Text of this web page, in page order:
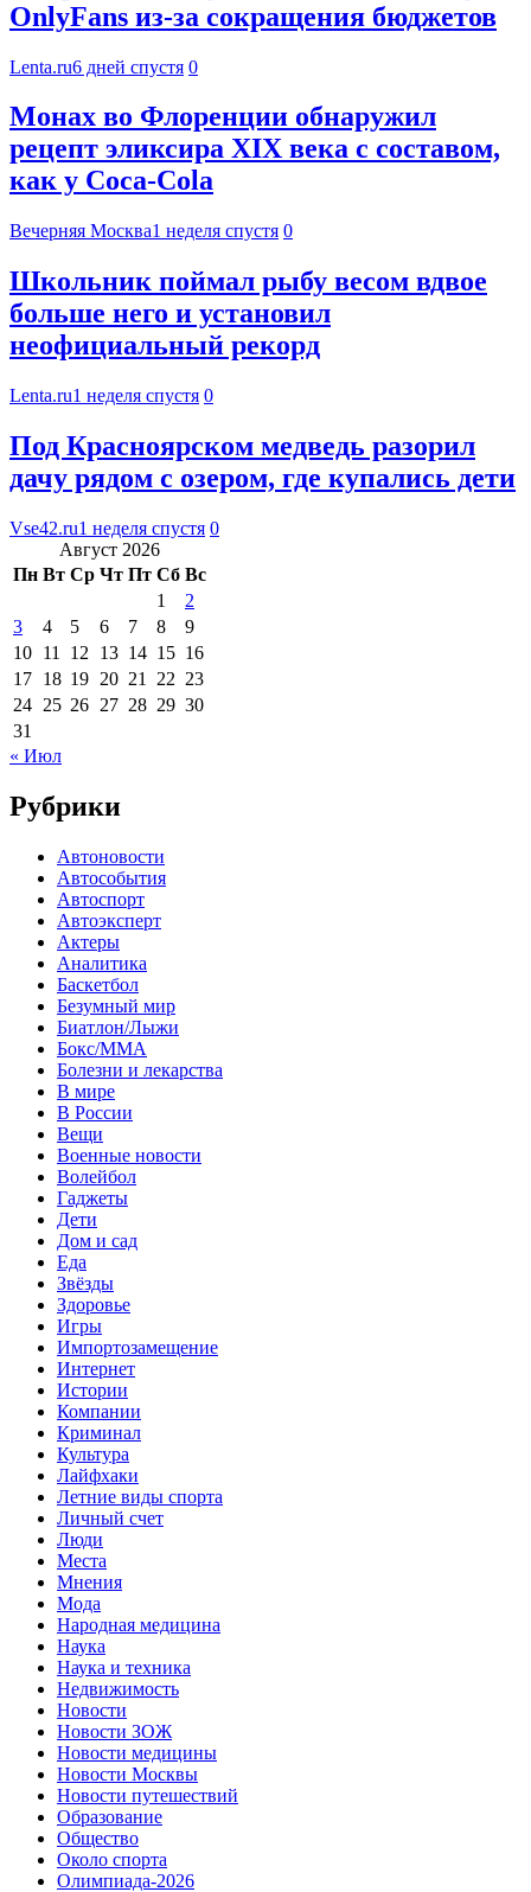
OnlyFans из-за сокращения бюджетов
Lenta.ru6 дней спустя 0
Монах во Флоренции обнаружил
рецепт эликсира XIX века с составом,
как у Coca-Cola
Вечерняя Москва1 неделя спустя 0
Школьник поймал рыбу весом вдвое
больше него и установил
неофициальный рекорд
Lenta.ru1 неделя спустя 0
Под Красноярском медведь разорил
дачу рядом с озером, где купались дети
Vse42.ru1 неделя спустя 0
Август 2026
Пн Вт Ср Чт Пт Сб Вс
1
2
3
4 5 6 7 8
9
10 11 12 13 14 15 16
17 18 19 20 21 22 23
24 25 26 27 28 29 30
31
« Июл
Рубрики
Автоновости
Автособытия
Автоспорт
Автоэксперт
Актеры
Аналитика
Баскетбол
Безумный мир
Биатлон/Лыжи
Бокс/MMA
Болезни и лекарства
В мире
В России
Вещи
Военные новости
Волейбол
Гаджеты
Дети
Дом и сад
Еда
Звёзды
Здоровье
Игры
Импортозамещение
Интернет
Истории
Компании
Криминал
Культура
Лайфхаки
Летние виды спорта
Личный счет
Люди
Места
Мнения
Мода
Народная медицина
Наука
Наука и техника
Недвижимость
Новости
Новости ЗОЖ
Новости медицины
Новости Москвы
Новости путешествий
Образование
Общество
Около спорта
Олимпиада-2026